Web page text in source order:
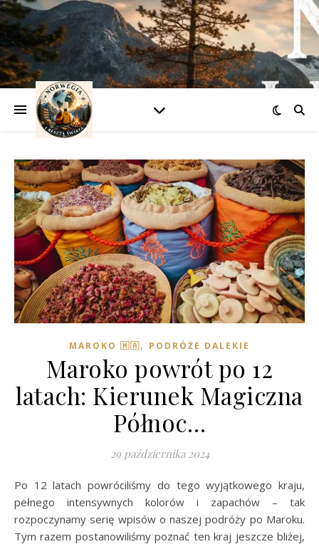
MAROKO 🇲🇦, PODRÓŻE DALEKIE
Maroko powrót po 12
latach: Kierunek Magiczna
Północ…
29 października 2024
Po 12 latach powróciliśmy do tego wyjątkowego kraju,
pełnego intensywnych kolorów i zapachów – tak
rozpoczynamy serię wpisów o naszej podróży po Maroku.
Tym razem postanowiliśmy poznać ten kraj jeszcze bliżej,